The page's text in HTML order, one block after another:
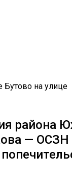
района
— ОСЗН